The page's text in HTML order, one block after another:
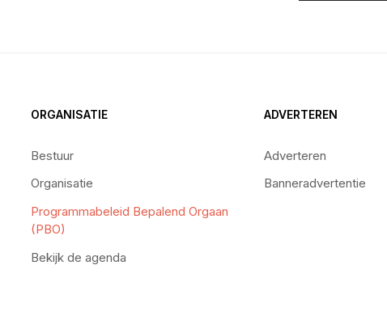
ORGANISATIE
Bestuur
Organisatie
Programmabeleid Bepalend Orgaan
(PBO)
Bekijk de agenda
ADVERTEREN
Adverteren
Banneradvertentie